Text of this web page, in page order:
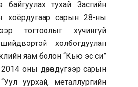
байгуулах тухай Засгийн
хоёрдугаар сарын 28-ны
тогтоолыг хүчингүй
холбогдуулан
яам болон “Кью эс си”
оны дөрөвдүгээр сарын
уурхай, металлургийн